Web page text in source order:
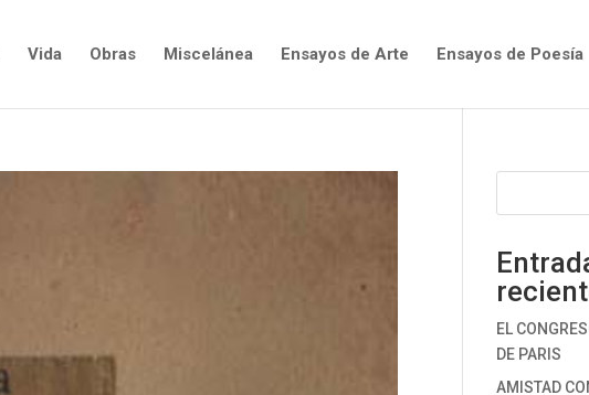
Vida Obras Miscelánea Ensayos de Arte Ensayos de Poesía
EL
DE PARIS
AMISTAD